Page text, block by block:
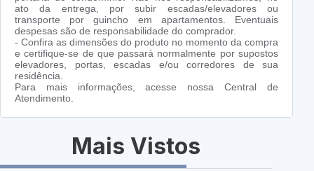
ato da entrega, por subir escadas/elevadores ou
transporte por guincho em apartamentos. Eventuais
despesas são de responsabilidade do comprador.
- Confira as dimensões do produto no momento da compra
e certifique-se de que passará normalmente por supostos
elevadores, portas, escadas e/ou corredores de sua
residência.
Para mais informações, acesse nossa Central de
Atendimento.
Mais Vistos